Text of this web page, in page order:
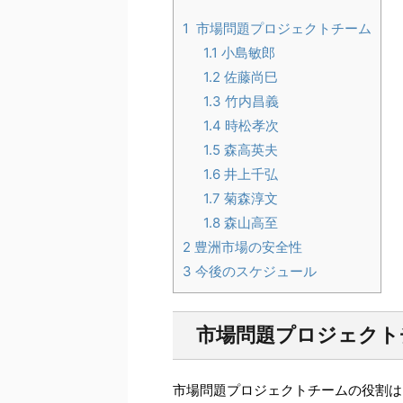
1 市場問題プロジェクトチーム
1.1 小島敏郎
1.2 佐藤尚巳
1.3 竹内昌義
1.4 時松孝次
1.5 森高英夫
1.6井上千弘
1.7 菊森淳文
1.8森山高至
2 豊洲市場の安全性
3 今後のスケジュール
市場問題プロジェク
市場問題プロジェクトチームの役割は